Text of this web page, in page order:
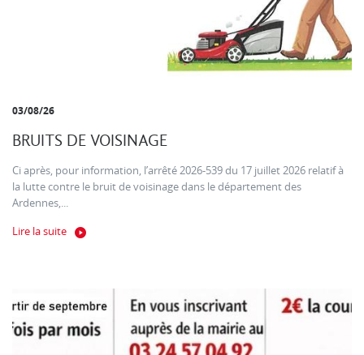
03/08/26
BRUITS DE VOISINAGE
Ci après, pour information, l’arrêté 2026-539 du 17 juillet 2026 relatif à
la lutte contre le bruit de voisinage dans le département des
Ardennes,...
Lire la suite